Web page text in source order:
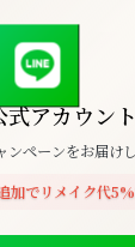
アカウント
ンペーンをお届け
加でリメイク代